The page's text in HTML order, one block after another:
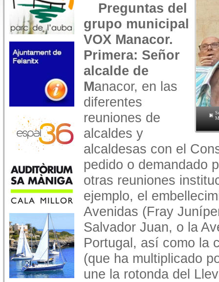
Preguntas del
grupo municipal
VOX Manacor.
Primera: Señor
alcalde de
Manacor, en las
diferentes
reuniones de
alcaldes y
alcaldesas con el
pedido o demandado
otras reuniones
ejemplo, el
Avenidas (Fray
Salvador Juan, o la
Portugal, así como la
(que ha multiplicado
une la rotonda del